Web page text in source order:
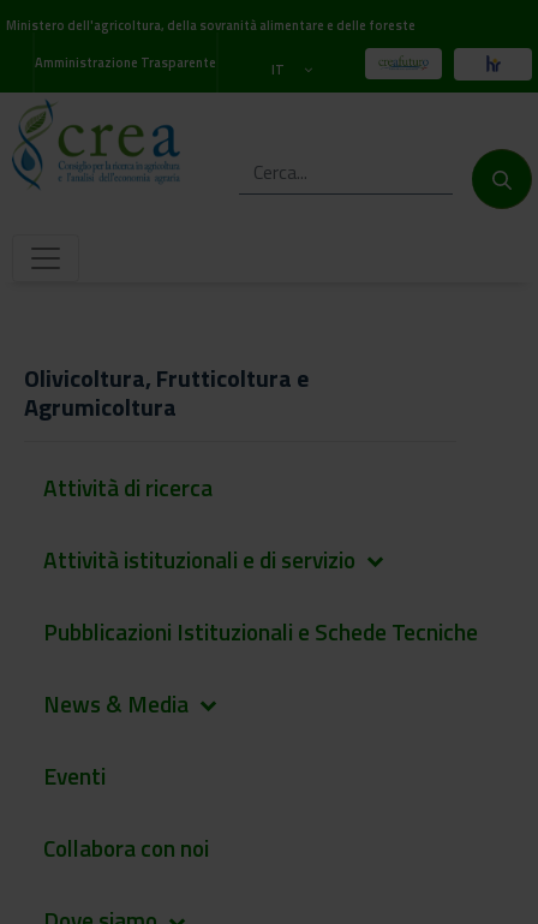
Ministero dell'agricoltura, della sovranità alimentare e delle foreste
Amministrazione Trasparente
IT
Olivicoltura, Frutticoltura e
Agrumicoltura
Attività di ricerca
Attività istituzionali e di servizio keyboard_arrow_down
Pubblicazioni Istituzionali e Schede Tecniche
News & Media keyboard_arrow_down
Eventi
Collabora con noi